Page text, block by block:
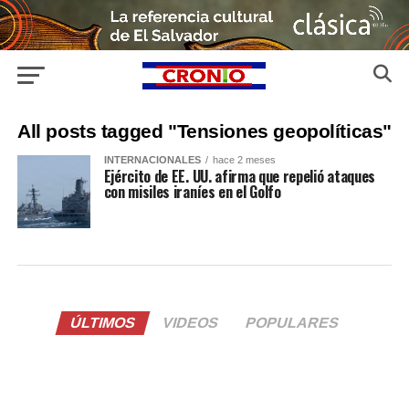
All posts tagged "Tensiones geopolíticas"
INTERNACIONALES hace 2 meses
Ejército de EE. UU. afirma que repelió ataques
con misiles iraníes en el Golfo
ÚLTIMOS VIDEOS POPULARES